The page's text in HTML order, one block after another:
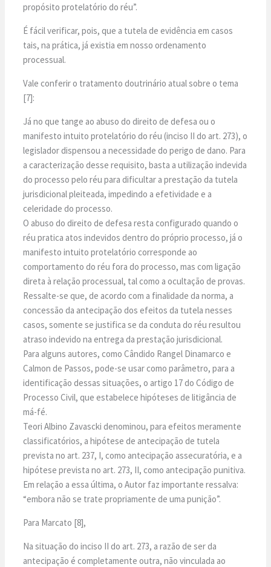
propósito protelatório do réu”.
É fácil verificar, pois, que a tutela de evidência em casos
tais, na prática, já existia em nosso ordenamento
processual.
Vale conferir o tratamento doutrinário atual sobre o tema
[7]:
Já no que tange ao abuso do direito de defesa ou o
manifesto intuito protelatório do réu (inciso II do art. 273), o
legislador dispensou a necessidade do perigo de dano. Para
a caracterização desse requisito, basta a utilização indevida
do processo pelo réu para dificultar a prestação da tutela
jurisdicional pleiteada, impedindo a efetividade e a
celeridade do processo.
O abuso do direito de defesa resta configurado quando o
réu pratica atos indevidos dentro do próprio processo, já o
manifesto intuito protelatório corresponde ao
comportamento do réu fora do processo, mas com ligação
direta à relação processual, tal como a ocultação de provas.
Ressalte-se que, de acordo com a finalidade da norma, a
concessão da antecipação dos efeitos da tutela nesses
casos, somente se justifica se da conduta do réu resultou
atraso indevido na entrega da prestação jurisdicional.
Para alguns autores, como Cândido Rangel Dinamarco e
Calmon de Passos, pode-se usar como parâmetro, para a
identificação dessas situações, o artigo 17 do Código de
Processo Civil, que estabelece hipóteses de litigância de
má-fé.
Teori Albino Zavascki denominou, para efeitos meramente
classificatórios, a hipótese de antecipação de tutela
prevista no art. 237, I, como antecipação assecuratória, e a
hipótese prevista no art. 273, II, como antecipação punitiva.
Em relação a essa última, o Autor faz importante ressalva:
“embora não se trate propriamente de uma punição”.
Para Marcato [8],
Na situação do inciso II do art. 273, a razão de ser da
antecipação é completamente outra, não vinculada ao